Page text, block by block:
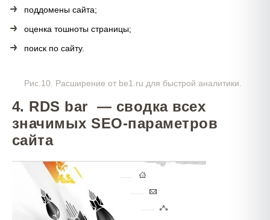
поддомены сайта;
оценка тошноты страницы;
поиск по сайту.
Рис.10. Расширение от be1.ru для быстрой аналитики.
4. RDS bar — сводка всех
значимых SEO-параметров
сайта